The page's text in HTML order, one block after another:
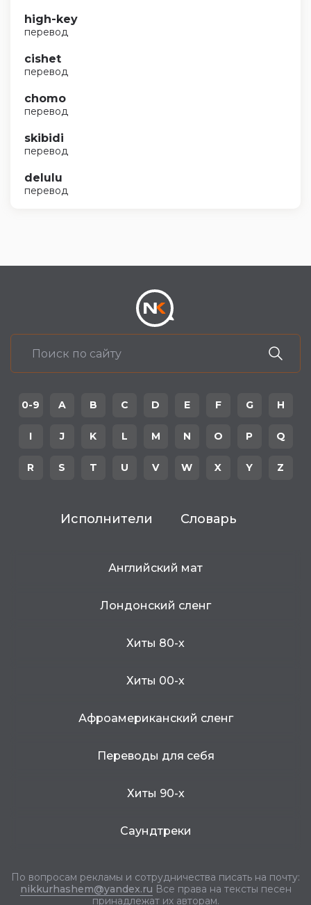
high-key
перевод
cishet
перевод
chomo
перевод
skibidi
перевод
delulu
перевод
0-9 A B C D E F G H
I J K L M N O P Q
R S T U V W X Y Z
Исполнители Словарь
Английский мат
Лондонский сленг
Хиты 80-х
Хиты 00-х
Афроамериканский сленг
Переводы для себя
Хиты 90-х
Саундтреки
По вопросам рекламы и сотрудничества писать на почту:
nikkurhashem@yandex.ru Все права на тексты песен
принадлежат их авторам.